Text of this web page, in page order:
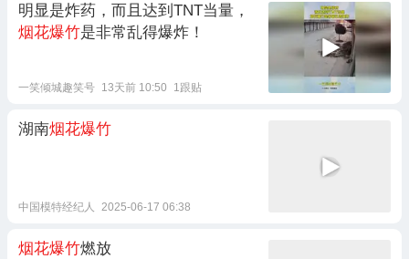
明显是炸药，而且达到TNT当量，
烟花爆竹是非常乱得爆炸！
一笑倾城趣笑号 13天前 10:50 1跟贴
湖南烟花爆竹
中国模特经纪人 2025-06-17 06:38
烟花爆竹燃放